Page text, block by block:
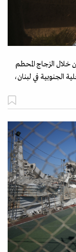
خلال الزجاج المحطم
في لبنان،